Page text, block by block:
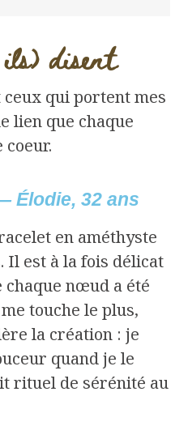
disent
ceux qui portent mes
lien que chaque
Élodie, 32 ans
en améthyste
Il est à la fois délicat
chaque nœud a été
touche le plus,
la création : je
quand je le
rituel de sérénité au